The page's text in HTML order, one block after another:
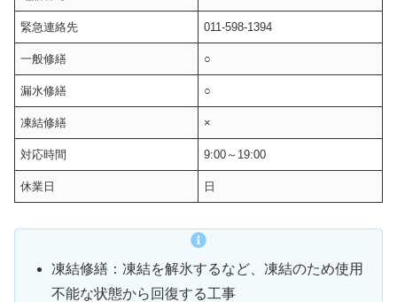
緊急連絡先 011-598-1394
一般修繕 ○
漏水修繕 ○
凍結修繕 ×
対応時間 9:00～19:00
休業日 日
凍結修繕：凍結を解氷するなど、凍結のため使用
不能な状態から回復する工事